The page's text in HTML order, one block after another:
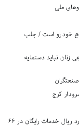
ملی
خودرو است / جلب
نباید دستمایه
رکوردزنی در عدالت درمانی البرز؛ ارائه ۱۵۳ میلیارد ریال خدمات رایگان در ۶۶